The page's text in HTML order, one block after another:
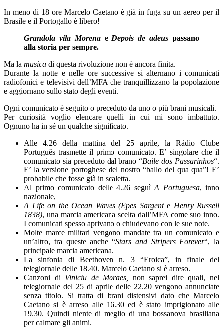
In meno di 18 ore Marcelo Caetano è già in fuga su un aereo per il
Brasile e il Portogallo è libero!
Grandola vila Morenae Depois de adeuspassano
alla storia per sempre.
Ma la musica di questa rivoluzione non è ancora finita.
Durante la notte e nelle ore successive si alternano i comunicati
radiofonici e televisivi dell’MFA che tranquillizzano la popolazione
e aggiornano sullo stato degli eventi.
Ogni comunicato è seguito o preceduto da uno o più brani musicali.
Per curiosità voglio elencare quelli in cui mi sono imbattuto.
Ognuno ha in sé un qualche significato.
Alle 4.26 della mattina del 25 aprile, la Rádio Clube
Português trasmette il primo comunicato. E’ singolare che il
comunicato sia preceduto dal brano “Baile dos Passarinhos“.
E’ la versione portoghese del nostro “ballo del qua qua”! E’
probabile che fosse già in scaletta.
Al primo comunicato delle 4.26 seguì A Portuguesa, inno
nazionale,
A Life on the Ocean Waves (Epes Sargent e Henry Russell
1838), una marcia americana scelta dall’MFA come suo inno.
I comunicati spesso aprivano o chiudevano con le sue note.
Molte marce militari vengono mandate tra un comunicato e
un’altro, tra queste anche “Stars and Stripers Forever“, la
principale marcia americana.
La sinfonia di Beethoven n. 3 “Eroica”, in finale del
telegiornale delle 18.40. Marcelo Caetano si è arreso.
Canzoni di Viniciu de Moraes, non saprei dire quali, nel
telegiornale del 25 di aprile delle 22.20 vengono annunciate
senza titolo. Si tratta di brani distensivi dato che Marcelo
Caetano si è arreso alle 16.30 ed è stato imprigionato alle
19.30. Quindi niente di meglio di una bossanova brasiliana
per calmare gli animi.